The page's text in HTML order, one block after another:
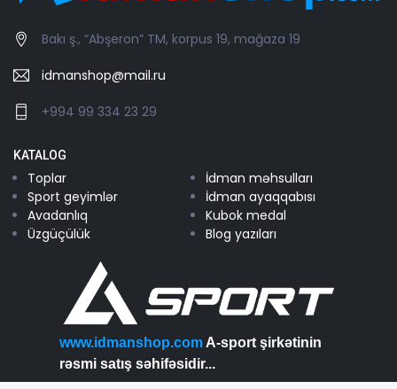
Bakı ş., “Abşeron” TM, korpus 19, mağaza 19
idmanshop@mail.ru
+994 99 334 23 29
KATALOG
Toplar
İdman məhsulları
Sport geyimlər
İdman ayaqqabısı
Avadanlıq
Kubok medal
Üzgüçülük
Blog yazıları
www.idmanshop.com A-sport şirkətinin
rəsmi satış səhifəsidir...